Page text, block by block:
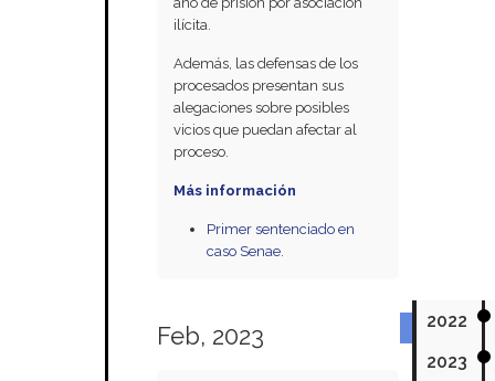
2022
2023
ilícita.
Además, las defensas de los
procesados presentan sus
alegaciones sobre posibles
vicios que puedan afectar al
proceso.
Más información
Primer sentenciado en
caso Senae.
Feb, 2023